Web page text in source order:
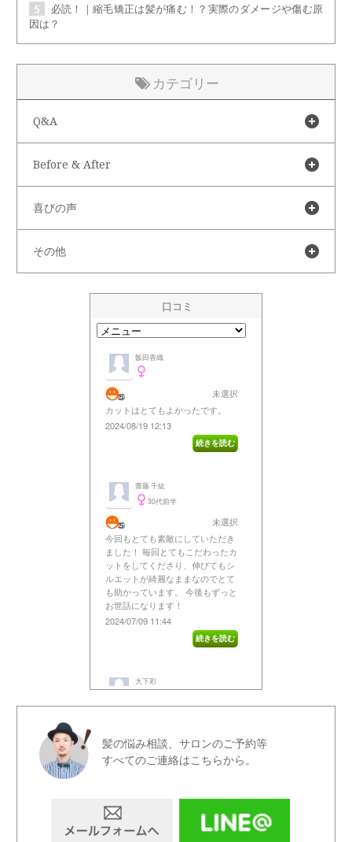
必読！｜縮毛矯正は髪が痛む！？実際のダメージや傷む原
因は？
カテゴリー
Q&A
Before & After
喜びの声
その他
髪の悩み相談、サロンのご予約等
すべてのご連絡はこちらから。